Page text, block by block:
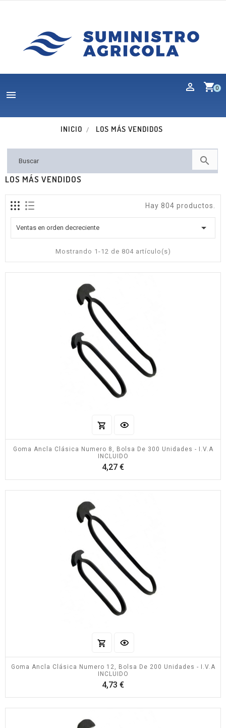
shopping_cart0

INICIO LOS MÁS VENDIDOS

LOS MÁS VENDIDOS
Hay 804 productos.
Ventas en orden decreciente 
Mostrando 1-12 de 804 artículo(s)
Goma Ancla Clásica Numero 8, Bolsa De 300 Unidades - I.V.A
INCLUIDO
4,27 €Precio
Goma Ancla Clásica Numero 12, Bolsa De 200 Unidades - I.V.A
INCLUIDO
4,73 €Precio